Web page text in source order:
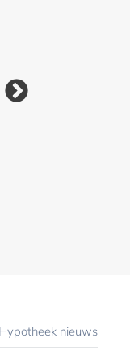
Chief
bij
nieuws